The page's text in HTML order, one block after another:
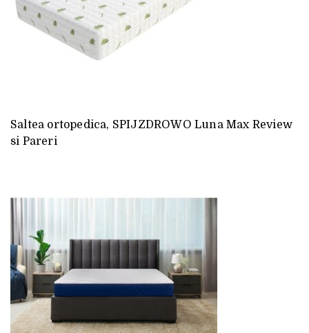
Saltea ortopedica, SPIJZDROWO Luna Max Review
si Pareri